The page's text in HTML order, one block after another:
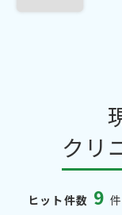
クリ
ヒット件数 9 件